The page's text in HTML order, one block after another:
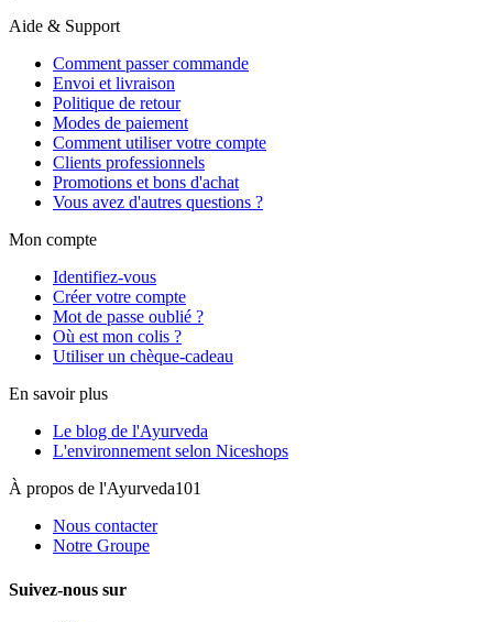
Aide & Support
Comment passer commande
Envoi et livraison
Politique de retour
Modes de paiement
Comment utiliser votre compte
Clients professionnels
Promotions et bons d'achat
Vous avez d'autres questions ?
Mon compte
Identifiez-vous
Créer votre compte
Mot de passe oublié ?
Où est mon colis ?
Utiliser un chèque-cadeau
En savoir plus
Le blog de l'Ayurveda
L'environnement selon Niceshops
À propos de l'Ayurveda101
Nous contacter
Notre Groupe
Suivez-nous sur